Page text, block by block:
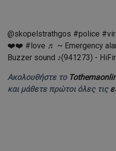
@skopelstrathgos #police
❤️❤️ #love ♬ ~ Emergency
Buzzer sound ♪(941273) -
Ακολουθήστε το
και μάθετε πρώτοι όλες τις